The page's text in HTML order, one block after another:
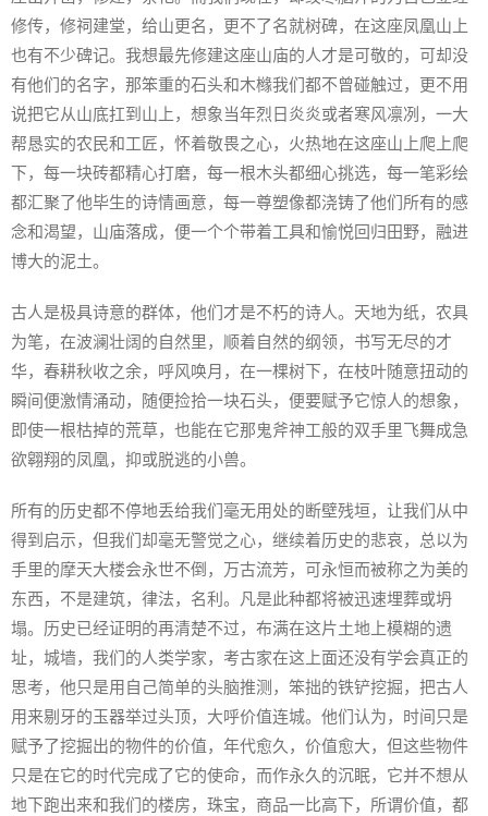
修传，修祠建堂，给山更名，更不了名就树碑，在这座凤凰山上
也有不少碑记。我想最先修建这座山庙的人才是可敬的，可却没
有他们的名字，那笨重的石头和木橼我们都不曾碰触过，更不用
说把它从山底扛到山上，想象当年烈日炎炎或者寒风凛冽，一大
帮恳实的农民和工匠，怀着敬畏之心，火热地在这座山上爬上爬
下，每一块砖都精心打磨，每一根木头都细心挑选，每一笔彩绘
都汇聚了他毕生的诗情画意，每一尊塑像都浇铸了他们所有的感
念和渴望，山庙落成，便一个个带着工具和愉悦回归田野，融进
博大的泥土。
古人是极具诗意的群体，他们才是不朽的诗人。天地为纸，农具
为笔，在波澜壮阔的自然里，顺着自然的纲领，书写无尽的才
华，春耕秋收之余，呼风唤月，在一棵树下，在枝叶随意扭动的
瞬间便激情涌动，随便捡拾一块石头，便要赋予它惊人的想象，
即使一根枯掉的荒草，也能在它那鬼斧神工般的双手里飞舞成急
欲翱翔的凤凰，抑或脱逃的小兽。
所有的历史都不停地丢给我们毫无用处的断壁残垣，让我们从中
得到启示，但我们却毫无警觉之心，继续着历史的悲哀，总以为
手里的摩天大楼会永世不倒，万古流芳，可永恒而被称之为美的
东西，不是建筑，律法，名利。凡是此种都将被迅速埋葬或坍
塌。历史已经证明的再清楚不过，布满在这片土地上模糊的遗
址，城墙，我们的人类学家，考古家在这上面还没有学会真正的
思考，他只是用自己简单的头脑推测，笨拙的铁铲挖掘，把古人
用来剔牙的玉器举过头顶，大呼价值连城。他们认为，时间只是
赋予了挖掘出的物件的价值，年代愈久，价值愈大，但这些物件
只是在它的时代完成了它的使命，而作永久的沉眠，它并不想从
地下跑出来和我们的楼房，珠宝，商品一比高下，所谓价值，都